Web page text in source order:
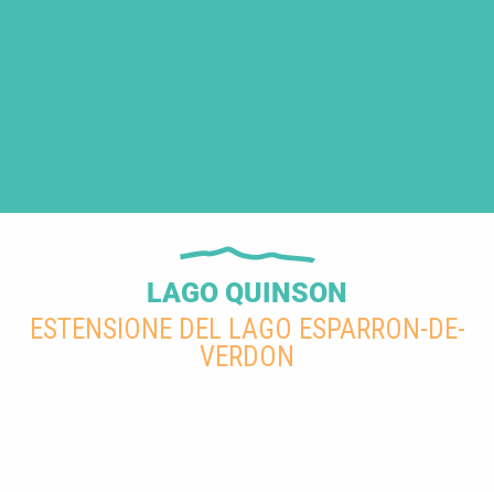
LAGO QUINSON
ESTENSIONE DEL LAGO ESPARRON-DE-
VERDON